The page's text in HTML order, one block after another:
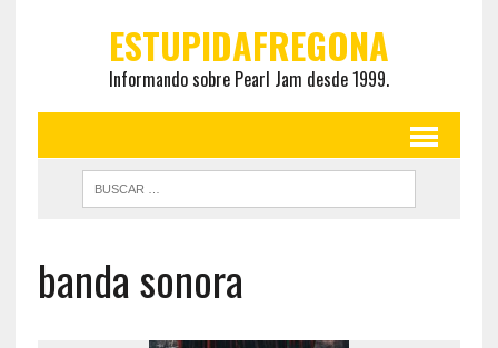
ESTUPIDAFREGONA
Informando sobre Pearl Jam desde 1999.
banda sonora